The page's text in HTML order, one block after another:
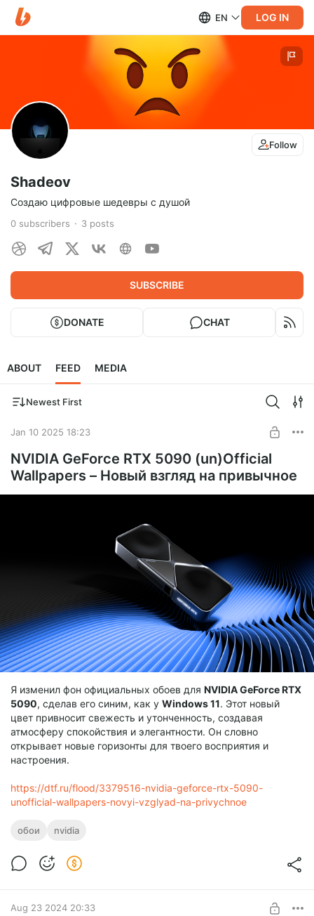
EN LOG IN
Follow
Shadeov
Создаю цифровые шедевры с душой
0 subscribers 3 posts
SUBSCRIBE
DONATE CHAT
ABOUT FEED MEDIA
Newest First
Jan 10 2025 18:23
NVIDIA GeForce RTX 5090 (un)Official
Wallpapers – Новый взгляд на привычное
Я изменил фон официальных обоев для NVIDIA GeForce RTX
5090, сделав его синим, как у Windows 11. Этот новый
цвет привносит свежесть и утонченность, создавая
атмосферу спокойствия и элегантности. Он словно
открывает новые горизонты для твоего восприятия и
настроения.
https://dtf.ru/flood/3379516-nvidia-geforce-rtx-5090-
unofficial-wallpapers-novyi-vzglyad-na-privychnoe
обои nvidia
Aug 23 2024 20:33